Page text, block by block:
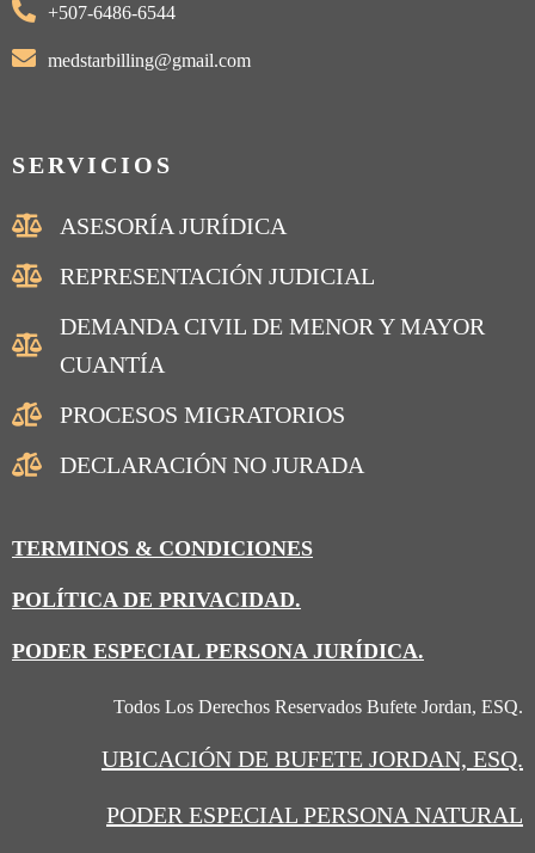
+507-6486-6544
medstarbilling@gmail.com
SERVICIOS
ASESORÍA JURÍDICA
REPRESENTACIÓN JUDICIAL
DEMANDA CIVIL DE MENOR Y MAYOR
CUANTÍA
PROCESOS MIGRATORIOS
DECLARACIÓN NO JURADA
TERMINOS & CONDICIONES
POLÍTICA DE PRIVACIDAD.
PODER ESPECIAL PERSONA JURÍDICA.
Todos Los Derechos Reservados Bufete Jordan, ESQ.
UBICACIÓN DE BUFETE JORDAN, ESQ.
PODER ESPECIAL PERSONA NATURAL